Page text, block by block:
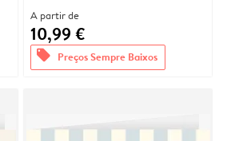
A partir de
10,99 €
offers Preços Sempre Baixos